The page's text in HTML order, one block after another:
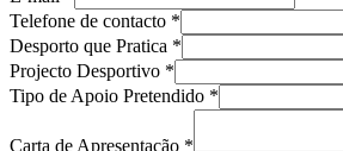
Telefone de contacto *
Desporto que Pratica *
Projecto Desportivo *
Tipo de Apoio Pretendido *
Carta de Apresentação *